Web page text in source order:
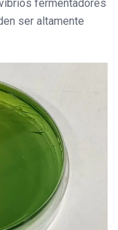
fermentadores
ser altamente